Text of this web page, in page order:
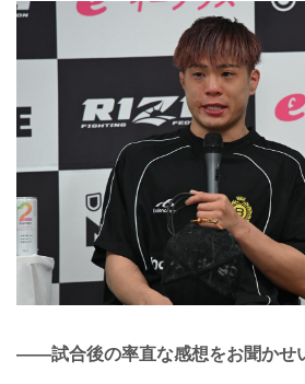
——試合後の率直な感想をお聞かせ